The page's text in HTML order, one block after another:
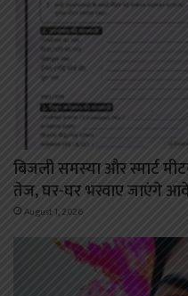
बिजली समस्या और स्मार्ट
तेज, घर-घर भरवाए जाएंगे
August 1, 2026